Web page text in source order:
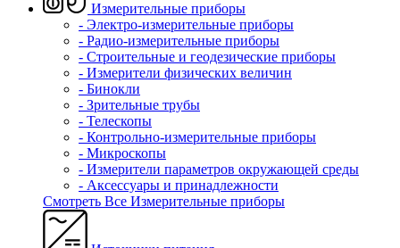
Измерительные приборы
- Электро-измерительные приборы
- Радио-измерительные приборы
- Строительные и геодезические приборы
- Измерители физических величин
- Бинокли
- Зрительные трубы
- Телескопы
- Контрольно-измерительные приборы
- Микроскопы
- Измерители параметров окружающей среды
- Аксессуары и принадлежности
Смотреть Все Измерительные приборы